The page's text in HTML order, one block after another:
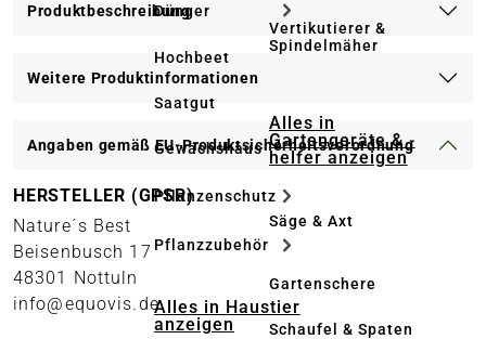
Dünger
Hochbeet
Saatgut
Gewächshaus
Pflanzenschutz
Pflanzzubehör
Alles in Haustier
anzeigen
Vertikutierer &
Spindelmäher
Alles in
Gartengeräte & -
helfer anzeigen
Säge & Axt
Gartenschere
Schaufel & Spaten
Produktbeschreibung
Weitere Produktinformationen
Angaben gemäß EU-Produktsicherheitsverordnung
HERSTELLER (GPSR)
Nature´s Best
Beisenbusch 17
48301 Nottuln
info@equovis.de